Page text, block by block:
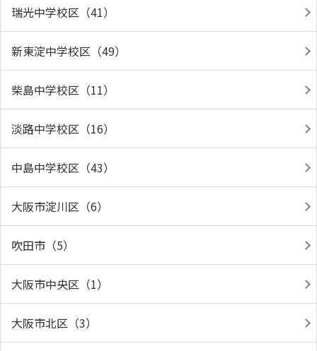
瑞光中学校区（41）
新東淀中学校区（49）
柴島中学校区（11）
淡路中学校区（16）
中島中学校区（43）
大阪市淀川区（6）
吹田市（5）
大阪市中央区（1）
大阪市北区（3）